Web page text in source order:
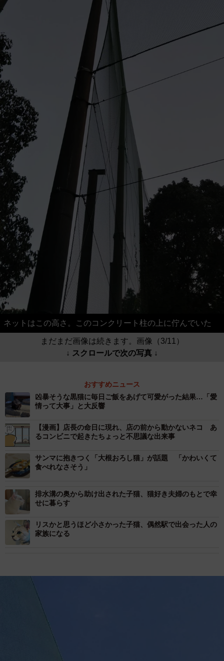
ネットはこの高さ。このコンクリート柱の上に佇んでいた
まだまだ画像は続きます。画像（3/11）
↓ スクロールで次の写真 ↓
おすすめニュース
凶暴そうな黒猫に毎日ご飯をあげて可愛がった結果…「愛
情って大事」と大反響
【漫画】店長の命日に現れ、店の前から動かないネコ あ
るコンビニで起きたちょっと不思議な出来事
サンマに抱きつく「大根おろし猫」が話題 「かわいくて
食べれなさそう」
排水溝の奥から助け出された子猫、猫好き夫婦のもとで幸
せに暮らす
リスかと思うほど小さかった子猫、偶然駅で出会った人の
家族になる